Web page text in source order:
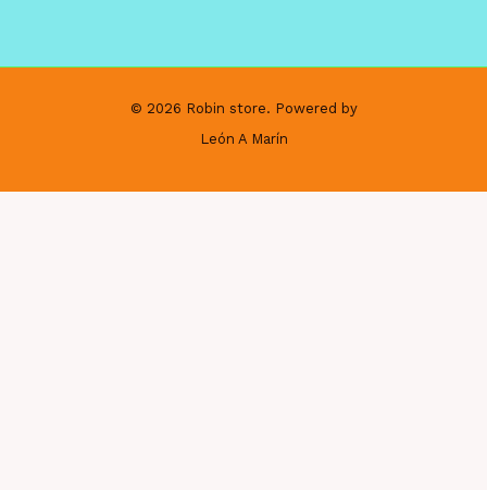
© 2026 Robin store. Powered by
León A Marín